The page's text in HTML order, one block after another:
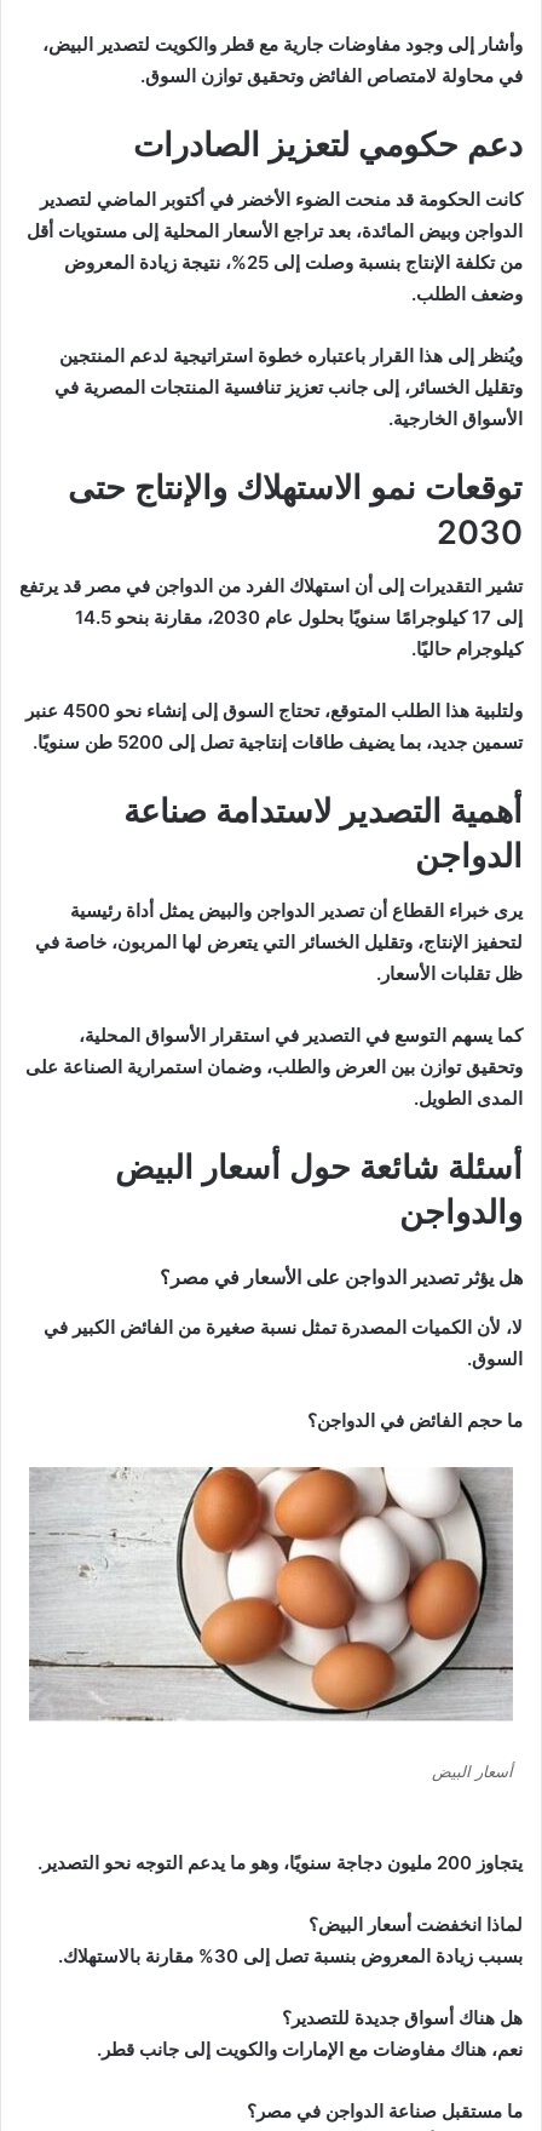
وأشار إلى وجود مفاوضات جارية مع قطر والكويت لتصدير البيض،
في محاولة لامتصاص الفائض وتحقيق توازن السوق.
دعم حكومي لتعزيز الصادرات
كانت الحكومة قد منحت الضوء الأخضر في أكتوبر الماضي لتصدير
الدواجن وبيض المائدة، بعد تراجع الأسعار المحلية إلى مستويات أقل
من تكلفة الإنتاج بنسبة وصلت إلى 25%، نتيجة زيادة المعروض
وضعف الطلب.
ويُنظر إلى هذا القرار باعتباره خطوة استراتيجية لدعم المنتجين
وتقليل الخسائر، إلى جانب تعزيز تنافسية المنتجات المصرية في
الأسواق الخارجية.
توقعات نمو الاستهلاك والإنتاج حتى
2030
تشير التقديرات إلى أن استهلاك الفرد من الدواجن في مصر قد يرتفع
إلى 17 كيلوجرامًا سنويًا بحلول عام 2030، مقارنة بنحو 14.5
كيلوجرام حاليًا.
ولتلبية هذا الطلب المتوقع، تحتاج السوق إلى إنشاء نحو 4500 عنبر
تسمين جديد، بما يضيف طاقات إنتاجية تصل إلى 5200 طن سنويًا.
أهمية التصدير لاستدامة صناعة
الدواجن
يرى خبراء القطاع أن تصدير الدواجن والبيض يمثل أداة رئيسية
لتحفيز الإنتاج، وتقليل الخسائر التي يتعرض لها المربون، خاصة في
ظل تقلبات الأسعار.
كما يسهم التوسع في التصدير في استقرار الأسواق المحلية،
وتحقيق توازن بين العرض والطلب، وضمان استمرارية الصناعة على
المدى الطويل.
أسئلة شائعة حول أسعار البيض
والدواجن
هل يؤثر تصدير الدواجن على الأسعار في مصر؟
لا، لأن الكميات المصدرة تمثل نسبة صغيرة من الفائض الكبير في
السوق.
ما حجم الفائض في الدواجن؟
أسعار البيض
يتجاوز 200 مليون دجاجة سنويًا، وهو ما يدعم التوجه نحو التصدير.
لماذا انخفضت أسعار البيض؟
بسبب زيادة المعروض بنسبة تصل إلى 30% مقارنة بالاستهلاك.
هل هناك أسواق جديدة للتصدير؟
نعم، هناك مفاوضات مع الإمارات والكويت إلى جانب قطر.
ما مستقبل صناعة الدواجن في مصر؟